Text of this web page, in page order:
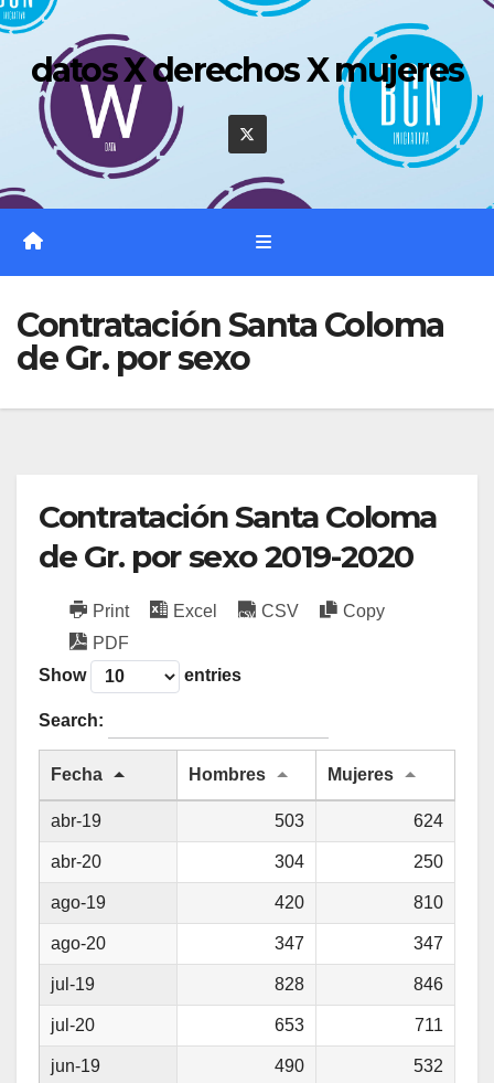
Saltar
contenido
datos X derechos X mujeres
Contratación Santa Coloma
de Gr. por sexo
Contratación Santa Coloma
de Gr. por sexo 2019-2020
Print Excel CSV
Copy
PDF
Show
entries
Search:
Fecha Hombres Mujeres
abr-19 503 624
abr-20 304 250
ago-19 420 810
ago-20 347 347
jul-19 828 846
jul-20 653 711
jun-19 490 532